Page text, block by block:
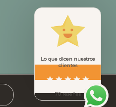
Lo que dicen nuestros
clientes
70 reseñas